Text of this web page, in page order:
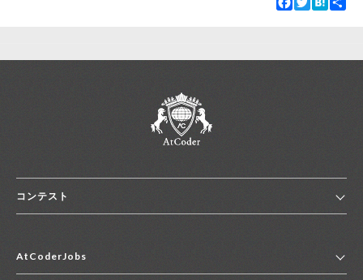
コンテスト
コンテスト一覧
AtCoderJobs